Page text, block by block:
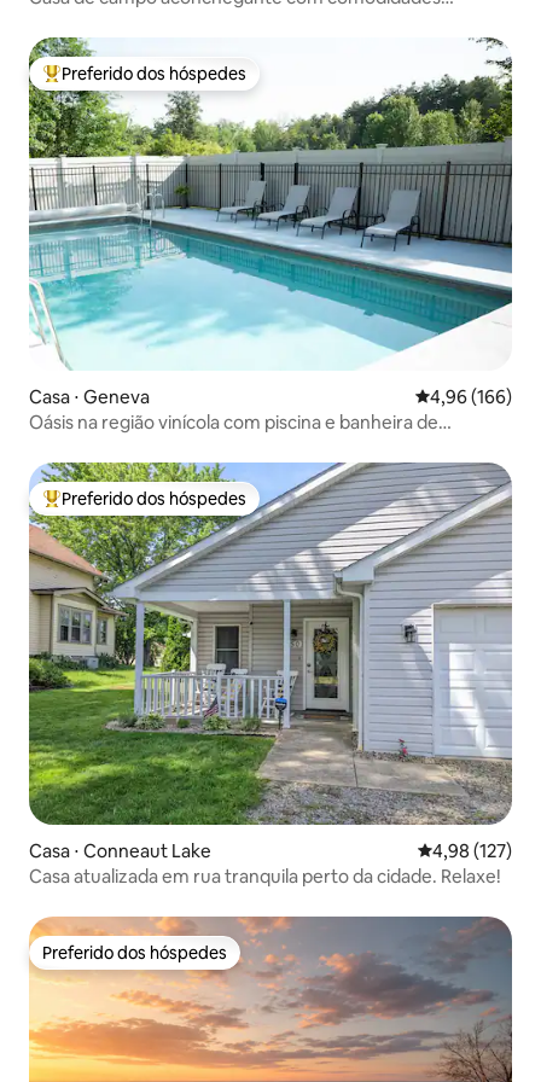
Entre os melhores preferidos dos hóspedes
Preferido dos hóspedes
Casa ⋅ Geneva 4,96 de uma
4,96 (166)
Oásis na região vinícola com piscina e banheira de
Entre os melhores preferidos dos hóspedes
Preferido dos hóspedes
Casa ⋅ Conneaut Lake 4,98 de uma
4,98 (127)
Casa atualizada em rua tranquila perto da cidade. Relaxe!
Preferido dos hóspedes
Preferido dos hóspedes